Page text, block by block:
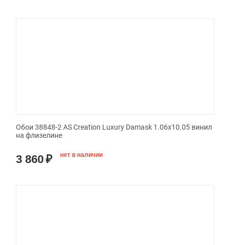
Обои 38848-2 AS Creation Luxury Damask 1.06x10.05 винил
на флизелине
3 860₽ нет в наличии